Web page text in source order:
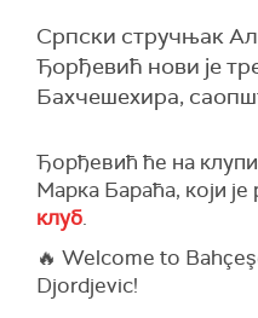
Српски стручњак
Ђорђевић нови је
Бахчешехира,
Ђорђевић ће на
Марка Бараћа, који је
клуб.
🔥 Welcome to
Djordjevic!